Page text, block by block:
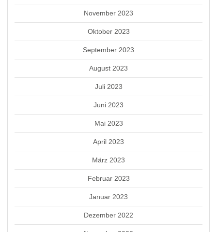
November 2023
Oktober 2023
September 2023
August 2023
Juli 2023
Juni 2023
Mai 2023
April 2023
März 2023
Februar 2023
Januar 2023
Dezember 2022